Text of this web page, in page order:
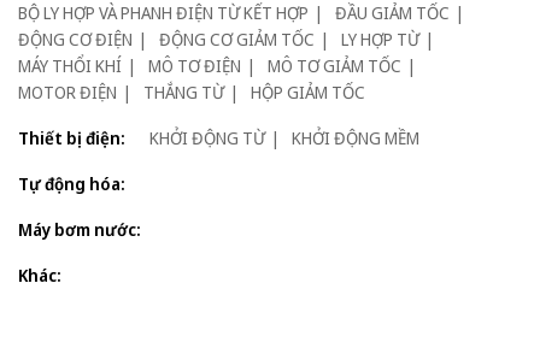
BỘ LY HỢP VÀ PHANH ĐIỆN TỪ KẾT HỢP
ĐẦU GIẢM TỐC
ĐỘNG CƠ ĐIỆN
ĐỘNG CƠ GIẢM TỐC
LY HỢP TỪ
MÁY THỔI KHÍ
MÔ TƠ ĐIỆN
MÔ TƠ GIẢM TỐC
MOTOR ĐIỆN
THẮNG TỪ
HỘP GIẢM TỐC
Thiết bị điện:
KHỞI ĐỘNG TỪ
KHỞI ĐỘNG MỀM
Tự động hóa:
Máy bơm nước:
Khác: